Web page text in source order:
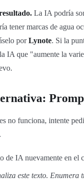
La IA podría
tener marcas de agua
porLynote. Si la
IA que "aumente la
no funciona, intente
de IA nuevamente en el
este texto. Enumera